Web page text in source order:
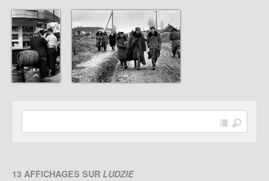
13 AFFICHAGES SUR LUDZIE